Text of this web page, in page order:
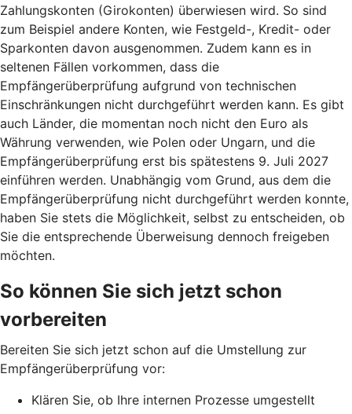
Zahlungskonten (Girokonten) überwiesen wird. So sind
zum Beispiel andere Konten, wie Festgeld-, Kredit- oder
Sparkonten davon ausgenommen. Zudem kann es in
seltenen Fällen vorkommen, dass die
Empfängerüberprüfung aufgrund von technischen
Einschränkungen nicht durchgeführt werden kann. Es gibt
auch Länder, die momentan noch nicht den Euro als
Währung verwenden, wie Polen oder Ungarn, und die
Empfängerüberprüfung erst bis spätestens 9. Juli 2027
einführen werden. Unabhängig vom Grund, aus dem die
Empfängerüberprüfung nicht durchgeführt werden konnte,
haben Sie stets die Möglichkeit, selbst zu entscheiden, ob
Sie die entsprechende Überweisung dennoch freigeben
möchten.
So können Sie sich jetzt schon
vorbereiten
Bereiten Sie sich jetzt schon auf die Umstellung zur
Empfängerüberprüfung vor:
Klären Sie, ob Ihre internen Prozesse umgestellt